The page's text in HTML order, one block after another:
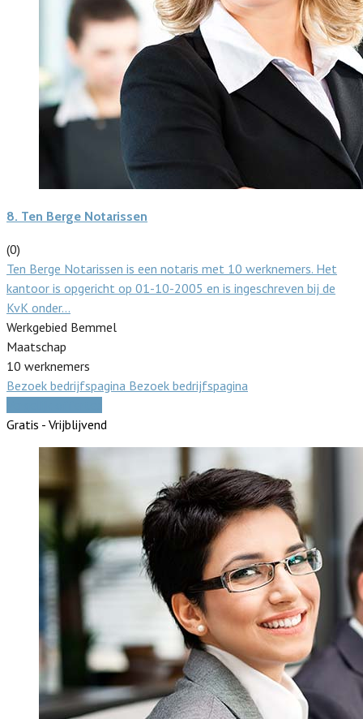
8. Ten Berge Notarissen
(0)
Ten Berge Notarissen is een notaris met 10 werknemers. Het
kantoor is opgericht op 01-10-2005 en is ingeschreven bij de
KvK onder…
Werkgebied Bemmel
Maatschap
10 werknemers
Bezoek bedrijfspagina Bezoek bedrijfspagina
Gratis - Vrijblijvend